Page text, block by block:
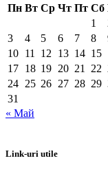
Пн Вт Ср Чт Пт Сб
1
3
4 5 6 7 8
10 11 12 13 14 15
17 18 19 20 21 22
24 25 26 27 28 29
31
« Май
Link-uri utile